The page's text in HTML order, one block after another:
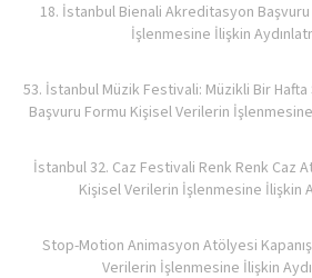
18. İstanbul Bienali Akreditasyon
İşlenmesine İlişkin
53. İstanbul Müzik Festivali: Müzikli Bir
Başvuru Formu Kişisel Verilerin
İstanbul 32. Caz Festivali Renk Renk Caz
Kişisel Verilerin İşlenmesine İlişkin
Stop-Motion Animasyon Atölyesi
Verilerin İşlenmesine İlişkin